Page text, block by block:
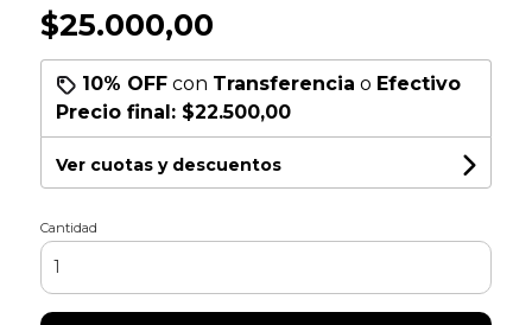
$25.000,00
10% OFFcon Transferencia o Efectivo
Precio final: $22.500,00
Ver cuotas y descuentos
Cantidad